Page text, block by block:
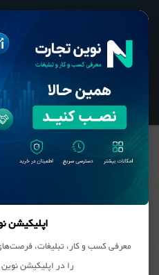
اپلیکیشن
معرفی کسب و کار، تبلیغات،
را در اپلیکیشن